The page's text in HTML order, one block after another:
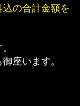
の合計金額を
座います。